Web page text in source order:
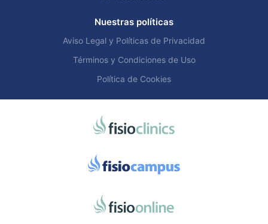
Nuestras políticas
Aviso Legal y Políticas de Privacidad
Términos y Condiciones de Uso
Política de Cookies